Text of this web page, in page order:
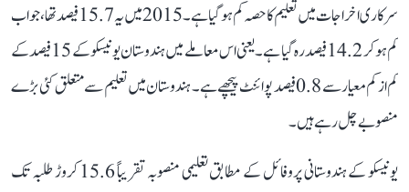
سرکاری اخراجات میں تعلیم کا حصہ کم ہو گیا ہے۔ 2015 میں یہ 15.7 فیصد تھا، جو اب
کم ہو کر 14.2 فیصد رہ گیا ہے۔ یعنی اس معاملے میں ہندوستان یونیسکو کے 15 فیصد کے
کم از کم معیار سے 0.8 فیصد پوائنٹ پیچھے ہے۔ ہندوستان میں تعلیم سے متعلق کئی بڑے
منصوبے چل رہے ہیں۔
یونیسکو کے ہندوستانی پروفائل کے مطابق تعلیمی منصوبہ تقریباً 15.6 کروڑ طلبہ تک